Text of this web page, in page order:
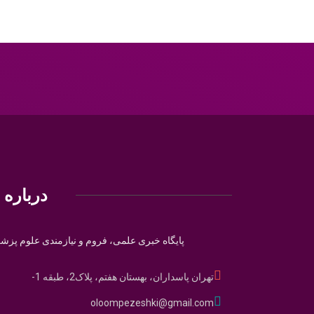
درباره
پایگاه خبری علمی، فروم و نیازمندی علوم
تهران پاسداران، بهستان هفتم، پلاک2، طبقه 1-
oloompezeshki@gmail.com